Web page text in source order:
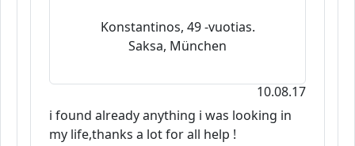
Konstantinos, 49 -vuotias.
Saksa, München
10.08.17
i found already anything i was looking in
my life,thanks a lot for all help !